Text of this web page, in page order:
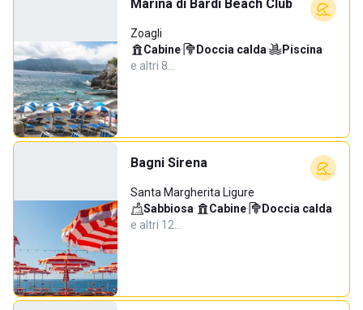
Marina di Bardi Beach Club
Zoagli
Cabine· Doccia calda· Piscina·
e altri 8…
Bagni Sirena
Santa Margherita Ligure
Sabbiosa· Cabine· Doccia calda·
e altri 12…